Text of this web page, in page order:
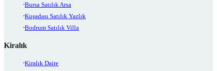
Bursa Satılık Arsa
Kuşadası Satılık Yazlık
Bodrum Satılık Villa
Kiralık
Kiralık Daire